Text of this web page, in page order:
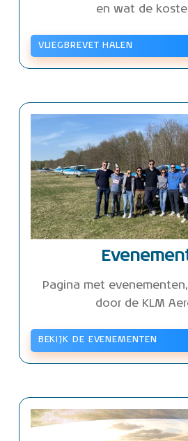
en wat de
VLIEGBREVET HALEN
Pagina met
door de KLM
BEKIJK DE EVENEMENTEN